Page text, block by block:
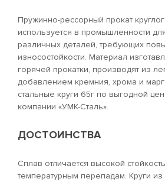
Пружинно-рессорный прокат
используется в промышленности
различных деталей, требующих
износостойкости. Материал
горячей прокатки, производят из
добавлением кремния, хрома и
стальные круги 65г по выгодной
компании «УМК-Сталь».
ДОСТОИНСТВА
Сплав отличается высокой
температурным перепадам. Круги из